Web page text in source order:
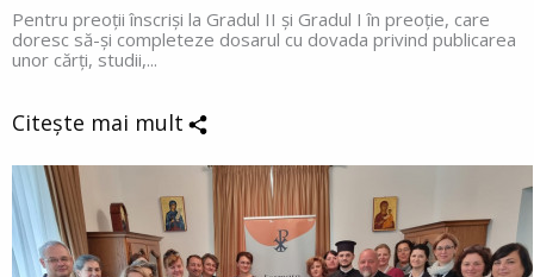
Pentru preoții înscriși la Gradul II și Gradul I în preoție, care
doresc să-și completeze dosarul cu dovada privind publicarea
unor cărți, studii,...
Citește mai mult